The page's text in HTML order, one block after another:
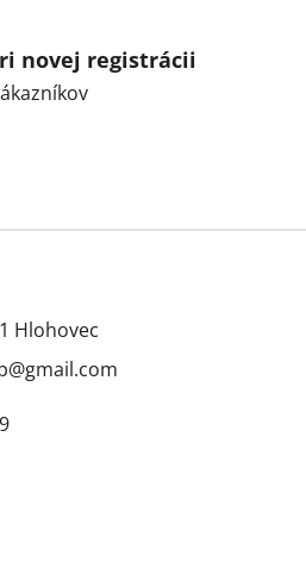
novej registrácii
Hlohovec
@gmail.com